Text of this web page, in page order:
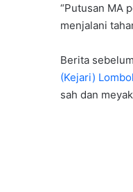
“Putusan MA
menjalani
Berita
(Kejari)
sah dan